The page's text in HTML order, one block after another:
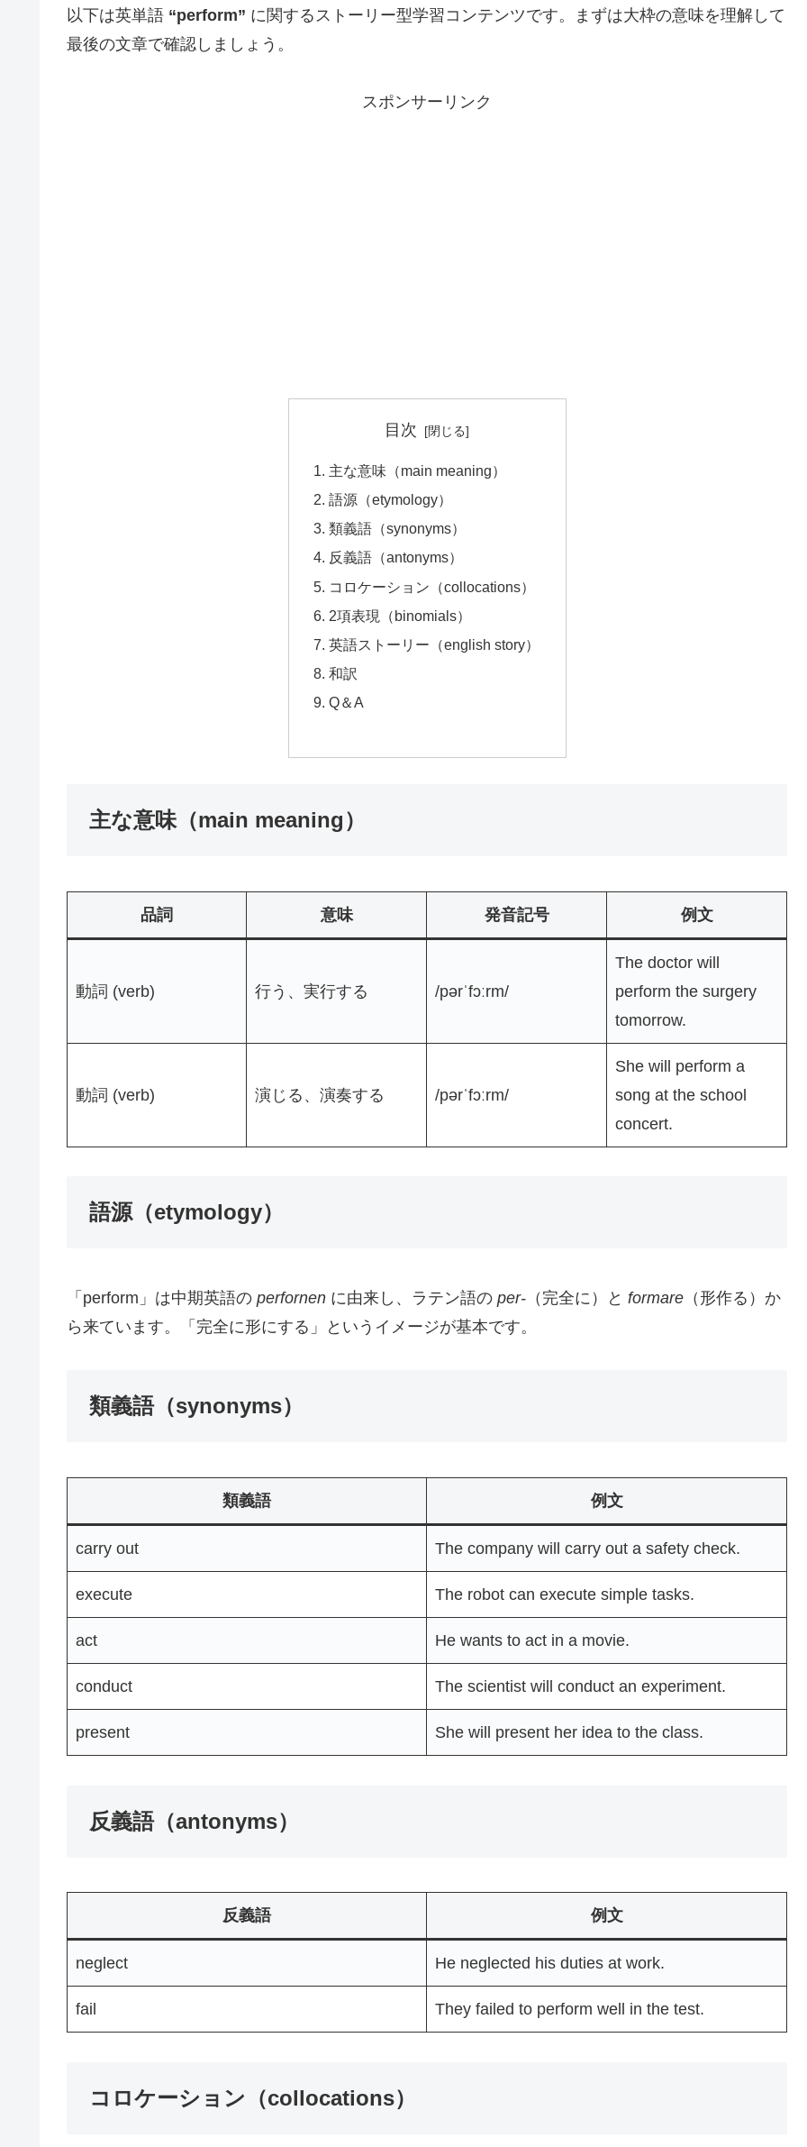
以下は英単語 “perform” に関するストーリー型学習コンテンツです。まずは大枠の意味を理解して
最後の文章で確認しましょう。
スポンサーリンク
目次
主な意味（main meaning）
語源（etymology）
類義語（synonyms）
反義語（antonyms）
コロケーション（collocations）
2項表現（binomials）
英語ストーリー（english story）
和訳
Q＆A
主な意味（main meaning）
品詞 意味 発音記号 例文
動詞 (verb) 行う、実行する /pərˈfɔːrm/
The doctor will
perform the surgery
tomorrow.
動詞 (verb) 演じる、演奏する /pərˈfɔːrm/
She will perform a
song at the school
concert.
語源（etymology）
「perform」は中期英語の perfornen に由来し、ラテン語の per- （完全に）と formare （形作る）か
ら来ています。「完全に形にする」というイメージが基本です。
類義語（synonyms）
類義語 例文
carry out The company will carry out a safety check.
execute The robot can execute simple tasks.
act He wants to act in a movie.
conduct The scientist will conduct an experiment.
present She will present her idea to the class.
反義語（antonyms）
反義語 例文
neglect He neglected his duties at work.
fail They failed to perform well in the test.
コロケーション（collocations）